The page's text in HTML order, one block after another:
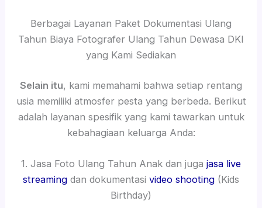
Berbagai Layanan Paket Dokumentasi Ulang
Tahun Biaya Fotografer Ulang Tahun Dewasa DKI
yang Kami Sediakan
Selain itu, kami memahami bahwa setiap rentang
usia memiliki atmosfer pesta yang berbeda. Berikut
adalah layanan spesifik yang kami tawarkan untuk
kebahagiaan keluarga Anda:
1. Jasa Foto Ulang Tahun Anak dan juga jasa live
streaming dan dokumentasi video shooting (Kids
Birthday)